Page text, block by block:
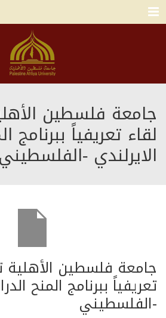
Menu
جامعة فلسطين
لقاء تعريفياً ببرنامج
الايرلندي -الفلسطيني
جامعة فلسطين
تعريفياً ببرنامج المنح
-الفلسطيني